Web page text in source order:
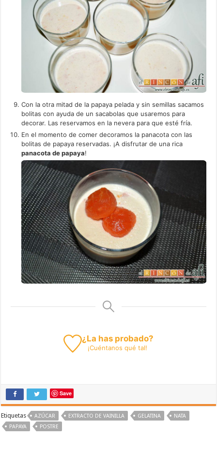
Con la otra mitad de la papaya pelada y sin semillas sacamos
bolitas con ayuda de un sacabolas que usaremos para
decorar. Las reservamos en la nevera para que esté fría.
En el momento de comer decoramos la panacota con las
bolitas de papaya reservadas. ¡A disfrutar de una rica
panacota de papaya!
¿La has probado?
¡Cuéntanos qué tal!
Save
Etiquetas AZÚCAR EXTRACTO DE VAINILLA GELATINA
NATA
PAPAYA
POSTRE